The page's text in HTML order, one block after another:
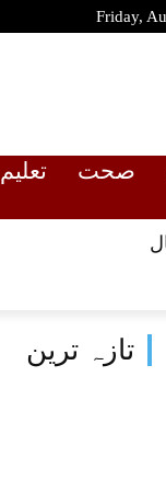
Friday,
صحت تعلیم
تازہ ترین